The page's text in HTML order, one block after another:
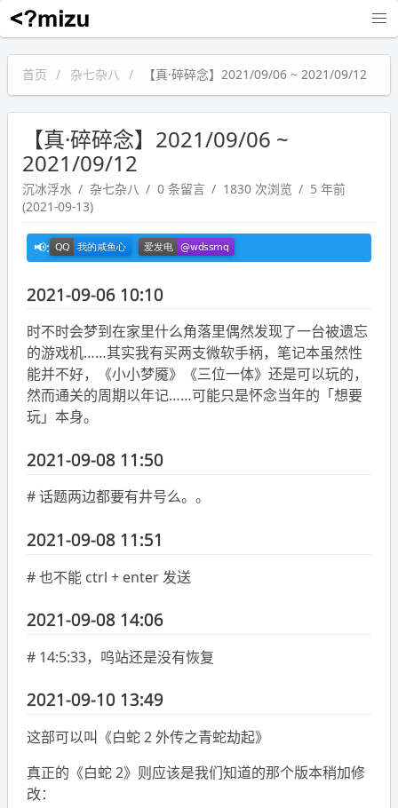
沉冰浮水
首页 杂七杂八 【真·碎碎念】2021/09/06 ~ 2021/09/12
【真·碎碎念】2021/09/06 ~
2021/09/12
沉冰浮水 杂七杂八 0 条留言 1830 次浏览
5 年前
(2021-09-13)
2021-09-06 10:10
时不时会梦到在家里什么角落里偶然发现了一台被遗忘
的游戏机……其实我有买两支微软手柄，笔记本虽然性
能并不好，《小小梦魇》《三位一体》还是可以玩的，
然而通关的周期以年记……可能只是怀念当年的「想要
玩」本身。
2021-09-08 11:50
# 话题两边都要有井号么。。
2021-09-08 11:51
# 也不能 ctrl + enter 发送
2021-09-08 14:06
# 14:5:33，呜站还是没有恢复
2021-09-10 13:49
这部可以叫《白蛇 2 外传之青蛇劫起》
真正的《白蛇 2》则应该是我们知道的那个版本稍加修
改：